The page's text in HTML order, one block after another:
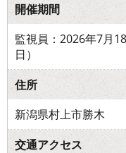
開催期間
監視員：2026年7月
日）
住所
新潟県村上市勝木
交通アクセス